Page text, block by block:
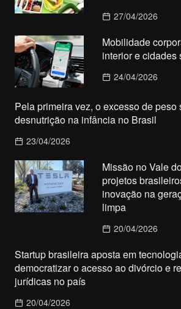
27/04/2026
Mobilidade
interior e cidades
24/04/2026
Pela primeira vez, o excesso de peso
desnutrição na infância no Brasil
23/04/2026
Missão no Vale
projetos
inovação na
limpa
20/04/2026
Startup brasileira aposta em
democratizar o acesso ao divórcio e
jurídicas no país
20/04/2026